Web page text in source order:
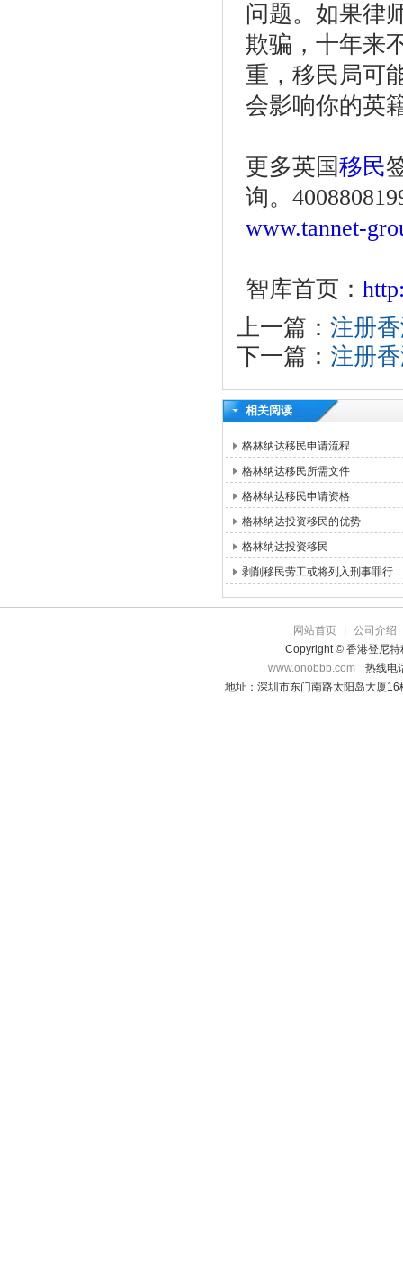
问题。如果律
欺骗，十年来
重，移民局可
会影响你的英
更多英国移民
询。
www.tannet-
智库首页：
上一篇： 注册
下一篇： 注册
相关阅读
格林纳达移民申请流程
格林纳达移民所需文件
格林纳达移民申请资格
格林纳达投资移民的优势
格林纳达投资移民
剥削移民劳工或将列入刑事罪行
网站首页
公司介绍
Copyright © 香港登尼特
www.onobbb.com
热线电
地址：深圳市东门南路太阳岛大厦